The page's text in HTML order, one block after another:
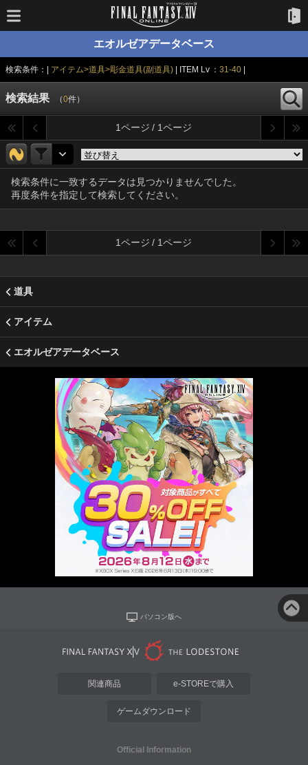
エオルゼアデータベース
検索条件：| アイテム>道具>彫金道具(副道具) | ITEM Lv ：31-40
検索結果 （0件）
1ページ / 1ページ
検索条件に一致するデータは見つかりませんでした。
再度条件を指定して検索してください。
1ページ / 1ページ
道具
アイテム
エオルゼアデータベース
パソコン版へ
関連商品 e-STOREで購入
ゲームダウンロード
Official Information